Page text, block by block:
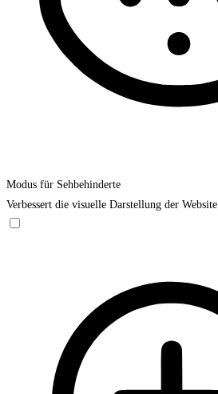
Modus für Sehbehinderte
Verbessert die visuelle Darstellung der Website